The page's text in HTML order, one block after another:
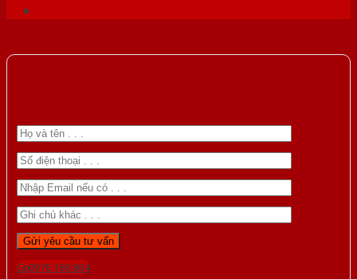
Gọi 0976.169.864